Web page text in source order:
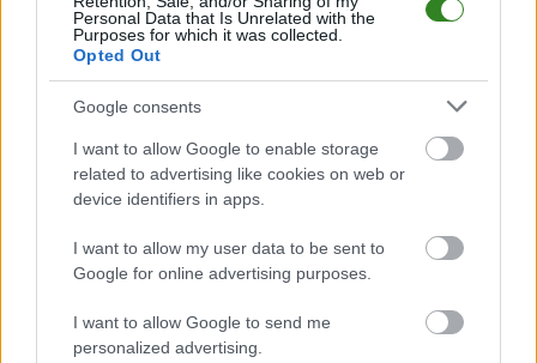
Personal Data that Is Unrelated with the
Purposes for which it was collected.
Opted Out
Google consents
I want to allow Google to enable storage
related to advertising like cookies on web or
device identifiers in apps.
I want to allow my user data to be sent to
Google for online advertising purposes.
I want to allow Google to send me
personalized advertising.
gospodarza. Jak drużyna radzi sobie w sezonie 2021/2022 rozgrywek
Rzeszów > Klasa A, gr. II przed własną publicznością? Na tej stronie
możecie zobaczyć tabelę uwzględniającą tylko mecze u siebie. W tabeli
biorącej pod uwagę tylko mecze wyjazdowe możecie natomiast
sprawdzić jak spisuje się klub
Rzeszów > Klasa A, gr. II - sytuacja w tabeli
Przed meczami 20. kolejki - Rzeszów > Klasa A, gr. II gospodarze (Start
Brzóza Stadnicka) zajmują12. miejsce
Poniżej znajdziesz także ostatnie mecze obu drużyn oraz statystyki
bramkowe.
Start Brzóza Stadnicka vs. Grom Handzlówka - relacja, wynik na
żywo, transmisja